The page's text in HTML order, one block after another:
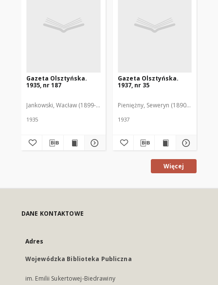
Gazeta Olsztyńska.
1935, nr 187
Jankowski, Wacław (1899-1975). Red.
1935
Gazeta Olsztyńska.
1937, nr 35
Pieniężny, Seweryn (1890-1940). Red.
1937
Więcej
DANE KONTAKTOWE
Adres
Wojewódzka Biblioteka Publiczna
im. Emilii Sukertowej-Biedrawiny